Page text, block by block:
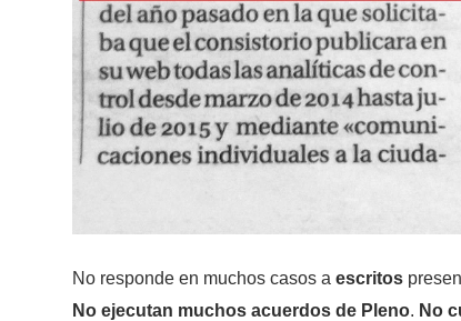
No responde en muchos casos a escritos
No ejecutan muchos acuerdos de Pleno. No